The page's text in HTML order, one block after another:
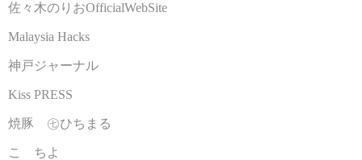
佐々木のりおOfficialWebSite
Malaysia Hacks
神戸ジャーナル
Kiss PRESS
焼豚 ㊆ひちまる
こゝちよ